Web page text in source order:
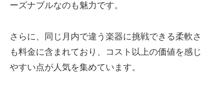
ーズナブルなのも魅力です。
さらに、同じ月内で違う楽器に挑戦できる柔軟さ
も料金に含まれており、コスト以上の価値を感じ
やすい点が人気を集めています。